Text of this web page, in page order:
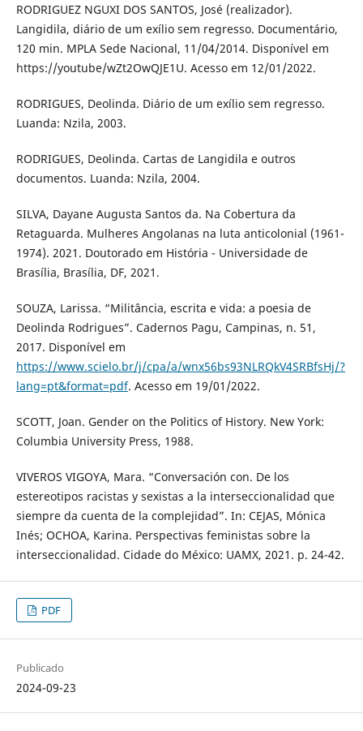
RODRIGUEZ NGUXI DOS SANTOS, José (realizador).
Langidila, diário de um exílio sem regresso. Documentário,
120 min. MPLA Sede Nacional, 11/04/2014. Disponível em
https://youtube/wZt2OwQJE1U. Acesso em 12/01/2022.
RODRIGUES, Deolinda. Diário de um exílio sem regresso.
Luanda: Nzila, 2003.
RODRIGUES, Deolinda. Cartas de Langidila e outros
documentos. Luanda: Nzila, 2004.
SILVA, Dayane Augusta Santos da. Na Cobertura da
Retaguarda. Mulheres Angolanas na luta anticolonial (1961-
1974). 2021. Doutorado em História - Universidade de
Brasília, Brasília, DF, 2021.
SOUZA, Larissa. “Militância, escrita e vida: a poesia de
Deolinda Rodrigues”. Cadernos Pagu, Campinas, n. 51,
2017. Disponível em
https://www.scielo.br/j/cpa/a/wnx56bs93NLRQkV4SRBfsHj/?
lang=pt&format=pdf. Acesso em 19/01/2022.
SCOTT, Joan. Gender on the Politics of History. New York:
Columbia University Press, 1988.
VIVEROS VIGOYA, Mara. “Conversación con. De los
estereotipos racistas y sexistas a la interseccionalidad que
siempre da cuenta de la complejidad”. In: CEJAS, Mónica
Inés; OCHOA, Karina. Perspectivas feministas sobre la
interseccionalidad. Cidade do México: UAMX, 2021. p. 24-42.
PDF
Publicado
2024-09-23